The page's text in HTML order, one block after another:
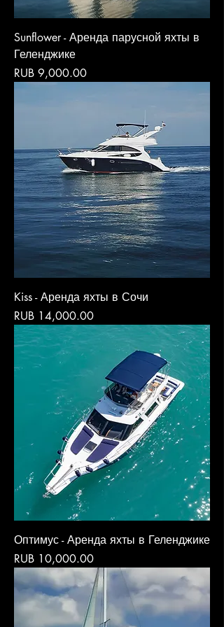
Sunflower - Аренда парусной яхты в
Геленджике
Price
RUB 9,000.00
Kiss - Аренда яхты в Сочи
Price
RUB 14,000.00
Оптимус - Аренда яхты в Геленджике
Price
RUB 10,000.00